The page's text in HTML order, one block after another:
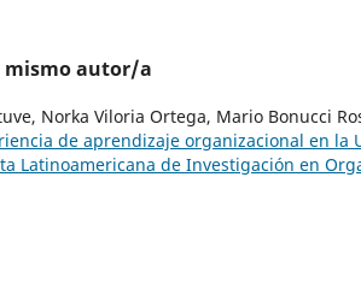
mismo autor/a
Norka Viloria Ortega, Mario Bonucci
de aprendizaje organizacional en la
Latinoamericana de Investigación en